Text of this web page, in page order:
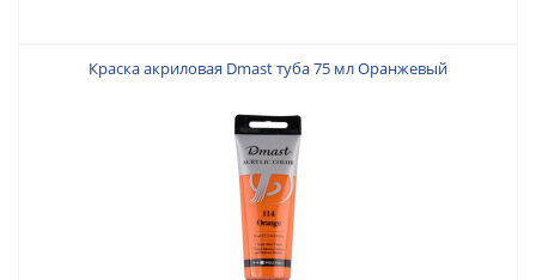
Краска акриловая Dmast туба 75 мл Оранжевый